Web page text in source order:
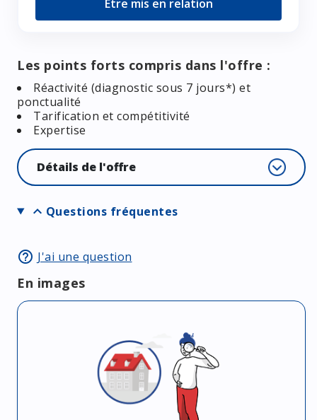
Etre mis en relation
Les points forts compris dans l'offre :
Réactivité (diagnostic sous 7 jours*) et
ponctualité
Tarification et compétitivité
Expertise
Détails de l'offre
expand_more Questions fréquentes
help_outline J'ai une question
En images